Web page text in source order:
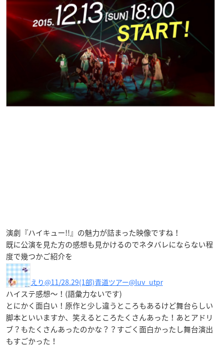
演劇『ハイキュー!!』の魅力が詰まった映像ですね！
既に公演を見た方の感想も見かけるのでネタバレにならない程
度で幾つかご紹介を
えり@11/28.29(1部)青道ツアー@luv_utpr
ハイステ感想〜！(語彙力ないです)
とにかく面白い！原作と少し違うところもあるけど舞台らしい
脚本といいますか、笑えるところたくさんあった！あとアドリ
ブ？もたくさんあったのかな？？すごく面白かったし舞台演出
もすごかった！